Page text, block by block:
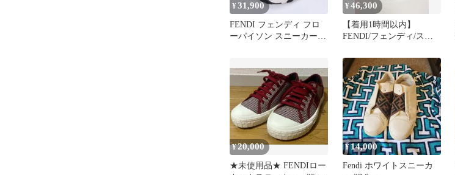
¥31,900
FENDI フェンディ フロ
ーパイソン スニーカー
¥46,300
【着用1時間以内】
FENDI/フェンディ/スニ
¥20,000
★未使用品★ FENDIロー
¥14,000
Fendi ホワイトスニーカ